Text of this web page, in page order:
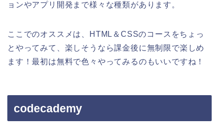
ョンやアプリ開発まで様々な種類があります。
ここでのオススメは、HTML＆CSSのコースをちょっ
とやってみて、楽しそうなら課金後に無制限で楽しめ
ます！最初は無料で色々やってみるのもいいですね！
codecademy